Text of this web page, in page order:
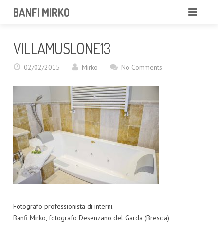
BANFI MIRKO
PORTFOLIO
SERVIZI
NEWS
CONTATTAMI
VILLAMUSLONE13
02/02/2015 Mirko No Comments
Fotografo professionista di interni.
Banfi Mirko, fotografo Desenzano del Garda (Brescia)